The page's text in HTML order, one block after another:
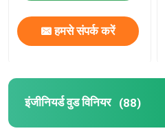
समाचार
मामले
उद्धरण मांगें
हमसे संपर्क करें
इंजीनियर्ड वुड विनियर (88)